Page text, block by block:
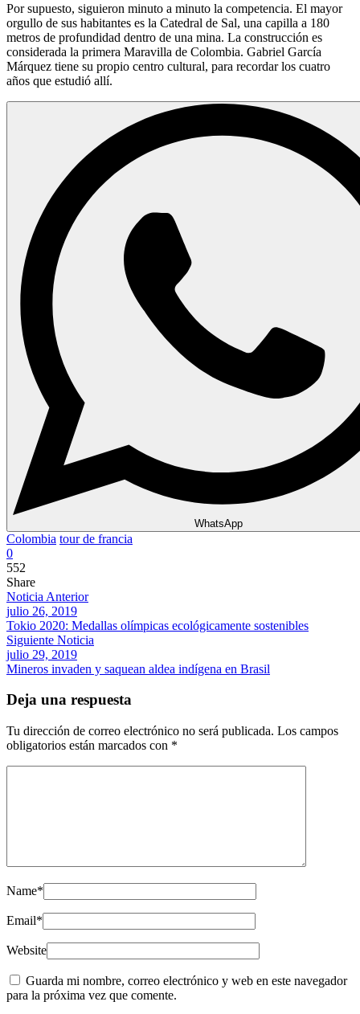
Por supuesto, siguieron minuto a minuto la competencia. El mayor
orgullo de sus habitantes es la Catedral de Sal, una capilla a 180
metros de profundidad dentro de una mina. La construcción es
considerada la primera Maravilla de Colombia. Gabriel García
Márquez tiene su propio centro cultural, para recordar los cuatro
años que estudió allí.
WhatsApp
Colombia tour de francia
0
552
Share
Noticia Anterior
julio 26, 2019
Tokio 2020: Medallas olímpicas ecológicamente sostenibles
Siguiente Noticia
julio 29, 2019
Mineros invaden y saquean aldea indígena en Brasil
Deja una respuesta
Tu dirección de correo electrónico no será publicada. Los campos
obligatorios están marcados con *
Name*
Email*
Website
Guarda mi nombre, correo electrónico y web en este navegador
para la próxima vez que comente.